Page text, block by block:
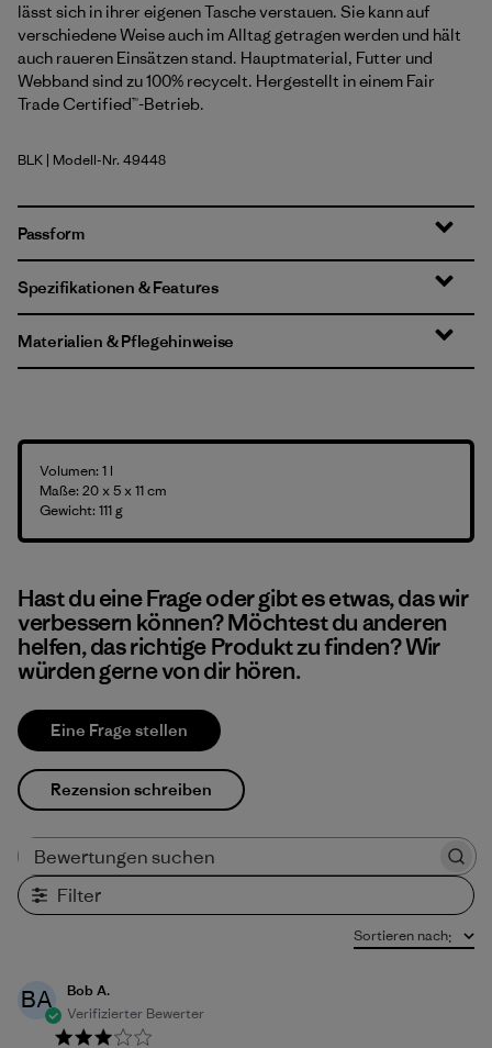
lässt sich in ihrer eigenen Tasche verstauen. Sie kann auf
verschiedene Weise auch im Alltag getragen werden und hält
auch raueren Einsätzen stand. Hauptmaterial, Futter und
Webband sind zu 100% recycelt. Hergestellt in einem Fair
Trade Certified™-Betrieb.
Black
BLK | Modell-Nr. 49448
Passform
Spezifikationen & Features
Materialien & Pflegehinweise
Volumen: 1 l
Maße: 20 x 5 x 11 cm
Gewicht: 111 g
Hast du eine Frage oder gibt es etwas, das wir
verbessern können? Möchtest du anderen
helfen, das richtige Produkt zu finden? Wir
würden gerne von dir hören.
Eine Frage stellen
Rezension schreiben
Filter
Sortieren nach:
BA
Bob A.
Verifizierter Bewerter